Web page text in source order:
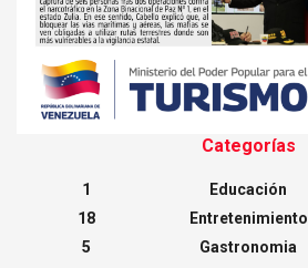
Categorías
1
18
5
Educación
Entretenimiento
Gastronomia